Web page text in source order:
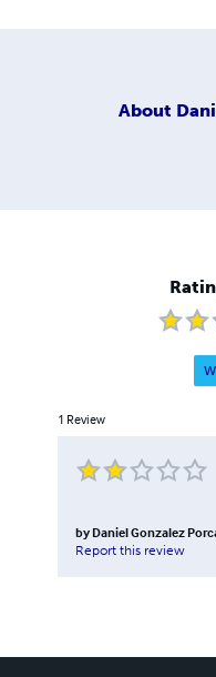
About
1 Review
by Daniel Gonzalez
Report this review